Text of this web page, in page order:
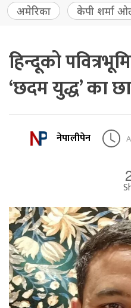
अमेरिका केपी शर्मा
हिन्दूको
‘छदम युद्ध’ का
नेपालीपेन